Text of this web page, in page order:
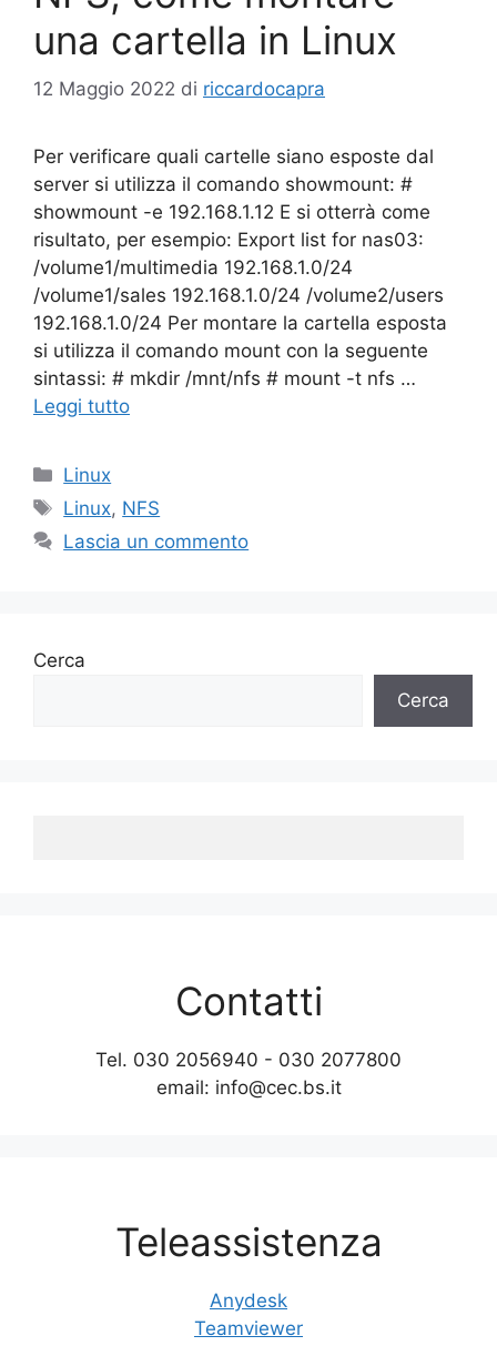
una cartella in Linux
12 Maggio 2022 di riccardocapra
Per verificare quali cartelle siano esposte dal
server si utilizza il comando showmount: #
showmount -e 192.168.1.12 E si otterrà come
risultato, per esempio: Export list for nas03:
/volume1/multimedia 192.168.1.0/24
/volume1/sales 192.168.1.0/24 /volume2/users
192.168.1.0/24 Per montare la cartella esposta
si utilizza il comando mount con la seguente
sintassi: # mkdir /mnt/nfs # mount -t nfs …
Leggi tutto
Categorie
Linux
Tag
Linux, NFS
Lascia un commento
Cerca
Cerca
Contatti
Tel. 030 2056940 - 030 2077800
email: info@cec.bs.it
Teleassistenza
Anydesk
Teamviewer